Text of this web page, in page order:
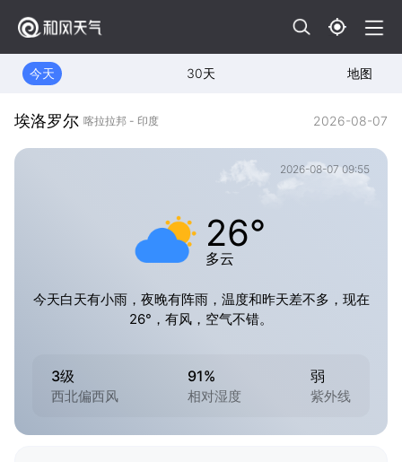
今天 30天 地图
埃洛罗尔 喀拉拉邦 - 印度 2026-08-07
2026-08-07 09:55
26°
多云
今天白天有小雨，夜晚有阵雨，温度和昨天差不多，现在
26°，有风，空气不错。
3级
西北偏西风
91%
相对湿度
弱
紫外线